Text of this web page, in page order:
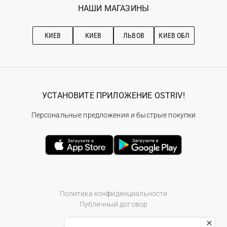
Ostriv Club+
Наши магазини
Рекомендации по уходу
НАШИ МАГАЗИНЫ
КИЕВ КИЕВ ЛЬВОВ КИЕВ ОБЛ
Политика конфиденциальности
Публичный договор
УСТАНОВИТЕ ПРИЛОЖЕНИЕ OSTRIV!
Персональные предложения и быстрые покупки